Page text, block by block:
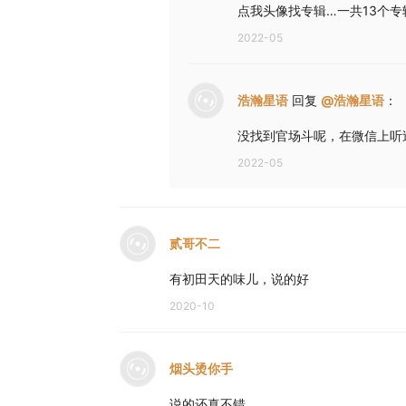
点我头像找专辑…一共13个专
2022-05
浩瀚星语 回复 @浩瀚星语 ：
没找到官场斗呢，在微信上听
2022-05
贰哥不二
有初田天的味儿，说的好
2020-10
烟头烫你手